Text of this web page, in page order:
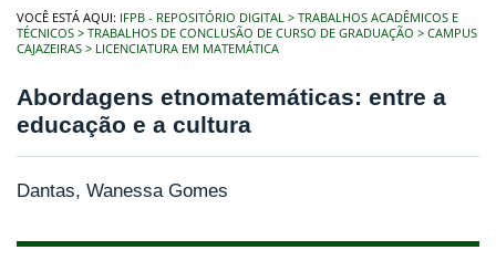
VOCÊ ESTÁ AQUI: IFPB - REPOSITÓRIO DIGITAL
TRABALHOS ACADÊMICOS E
TÉCNICOS
TRABALHOS DE CONCLUSÃO DE CURSO DE GRADUAÇÃO
CAMPUS
CAJAZEIRAS
LICENCIATURA EM MATEMÁTICA
Abordagens etnomatemáticas: entre a
educação e a cultura
Dantas, Wanessa Gomes